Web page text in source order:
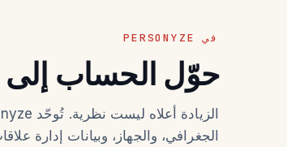
في PERSONYZE
حوّل الحساب إلى
الجغرافي، والجهاز، وبيانات إدارة